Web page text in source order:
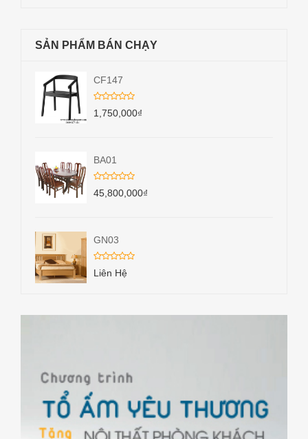
SẢN PHẨM BÁN CHẠY
CF147
1,750,000₫
BA01
45,800,000₫
GN03
Liên Hệ